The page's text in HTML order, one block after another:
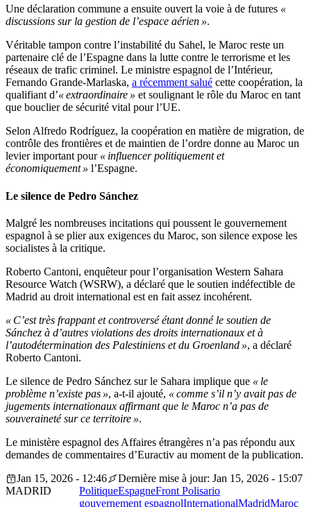
Une déclaration commune a ensuite ouvert la voie à de futures «
discussions sur la gestion de l’espace aérien ».
Véritable tampon contre l’instabilité du Sahel, le Maroc reste un
partenaire clé de l’Espagne dans la lutte contre le terrorisme et les
réseaux de trafic criminel. Le ministre espagnol de l’Intérieur,
Fernando Grande-Marlaska, a récemment salué cette coopération, la
qualifiant d’« extraordinaire » et soulignant le rôle du Maroc en tant
que bouclier de sécurité vital pour l’UE.
Selon Alfredo Rodríguez, la coopération en matière de migration, de
contrôle des frontières et de maintien de l’ordre donne au Maroc un
levier important pour « influencer politiquement et
économiquement » l’Espagne.
Le silence de Pedro Sánchez
Malgré les nombreuses incitations qui poussent le gouvernement
espagnol à se plier aux exigences du Maroc, son silence expose les
socialistes à la critique.
Roberto Cantoni, enquêteur pour l’organisation Western Sahara
Resource Watch (WSRW), a déclaré que le soutien indéfectible de
Madrid au droit international est en fait assez incohérent.
« C’est très frappant et controversé étant donné le soutien de
Sánchez à d’autres violations des droits internationaux et à
l’autodétermination des Palestiniens et du Groenland », a déclaré
Roberto Cantoni.
Le silence de Pedro Sánchez sur le Sahara implique que « le
problème n’existe pas », a-t-il ajouté, « comme s’il n’y avait pas de
jugements internationaux affirmant que le Maroc n’a pas de
souveraineté sur ce territoire ».
Le ministère espagnol des Affaires étrangères n’a pas répondu aux
demandes de commentaires d’Euractiv au moment de la publication.
Jan 15, 2026 - 12:46
Dernière mise à jour: Jan 15, 2026 - 15:07
MADRID
PolitiqueEspagneFront Polisario
gouvernement espagnolInternationalMadridMaroc